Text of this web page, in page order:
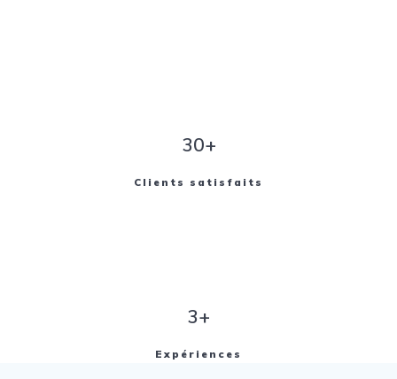
30+
Clients satisfaits
3+
Expériences